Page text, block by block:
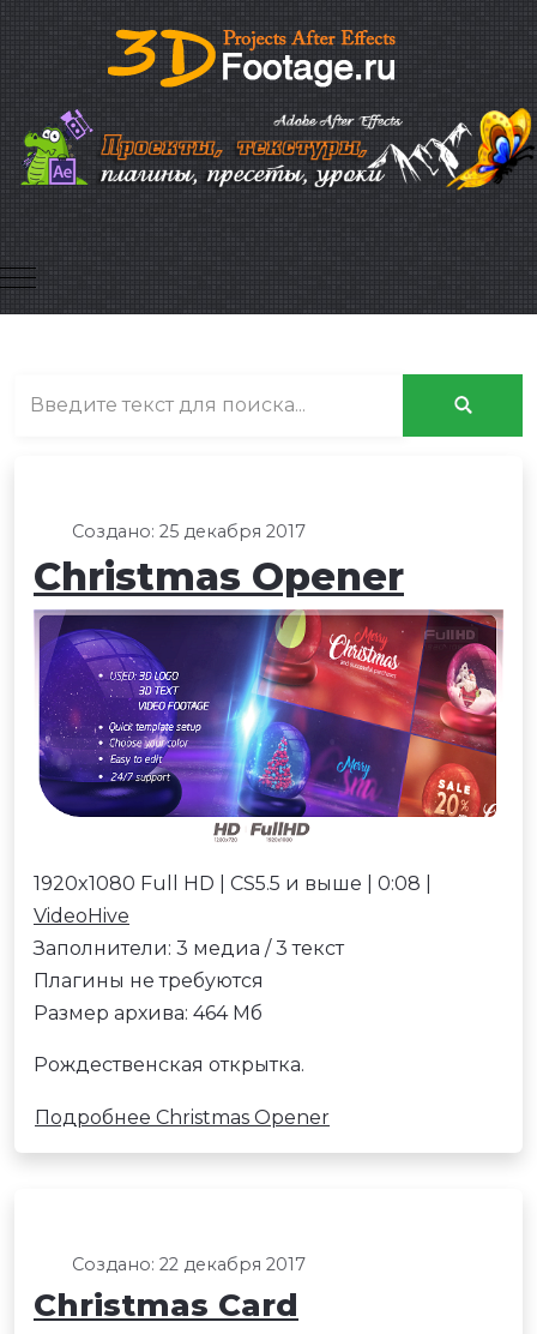
Mobile Menu Toggle
Создано: 25 декабря 2017
Christmas Opener
1920x1080 Full HD | CS5.5 и выше | 0:08 |
VideoHive
Заполнители: 3 медиа / 3 текст
Плагины не требуются
Размер архива: 464 Мб
Рождественская открытка.
Подробнее Christmas Opener
Создано: 22 декабря 2017
Christmas Сard